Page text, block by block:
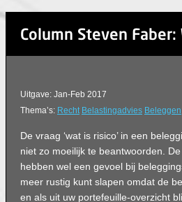
Column Steven Faber:
Uitgave: Jan-Feb 2017
Thema’s: Recht Belastingadvies Beleggen
De vraag ‘wat is risico’ in een
niet zo moeilijk te beantwoorden.
hebben wel een gevoel bij
meer rustig kunt slapen omdat de
en als uit uw portefeuille-overzicht